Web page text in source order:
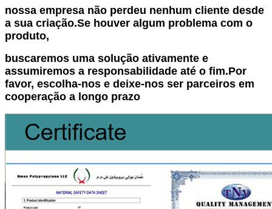
nossa empresa não perdeu nenhum cliente desde
a sua criação.Se houver algum problema com o
produto,
buscaremos uma solução ativamente e
assumiremos a responsabilidade até o fim.Por
favor, escolha-nos e deixe-nos ser parceiros em
cooperação a longo prazo